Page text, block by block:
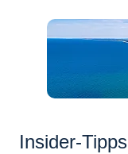
Insider-Tipps